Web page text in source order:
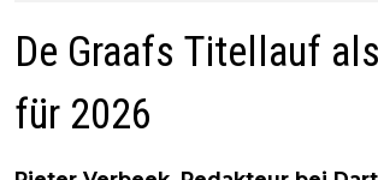
De Graafs Titellauf
für 2026